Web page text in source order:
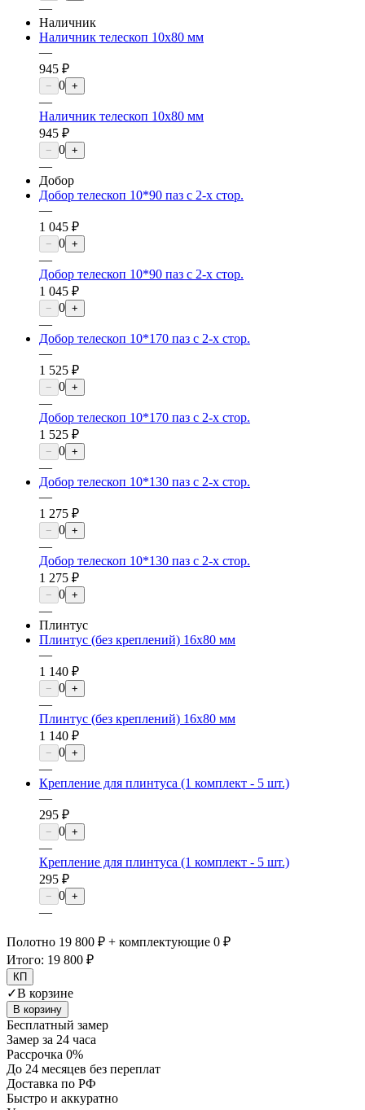
—
Наличник
Наличник телескоп 10х80 мм
—
945 ₽
− 0 +
—
Наличник телескоп 10х80 мм
945 ₽
− 0 +
—
Добор
Добор телескоп 10*90 паз с 2-х стор.
—
1 045 ₽
− 0 +
—
Добор телескоп 10*90 паз с 2-х стор.
1 045 ₽
− 0 +
—
Добор телескоп 10*170 паз с 2-х стор.
—
1 525 ₽
− 0 +
—
Добор телескоп 10*170 паз с 2-х стор.
1 525 ₽
− 0 +
—
Добор телескоп 10*130 паз с 2-х стор.
—
1 275 ₽
− 0 +
—
Добор телескоп 10*130 паз с 2-х стор.
1 275 ₽
− 0 +
—
Плинтус
Плинтус (без креплений) 16х80 мм
—
1 140 ₽
− 0 +
—
Плинтус (без креплений) 16х80 мм
1 140 ₽
− 0 +
—
Крепление для плинтуса (1 комплект - 5 шт.)
—
295 ₽
− 0 +
—
Крепление для плинтуса (1 комплект - 5 шт.)
295 ₽
− 0 +
—
Полотно 19 800 ₽ + комплектующие 0 ₽
Итого: 19 800 ₽
КП
✓В корзине
В корзину
Бесплатный замер
Замер за 24 часа
Рассрочка 0%
До 24 месяцев без переплат
Доставка по РФ
Быстро и аккуратно